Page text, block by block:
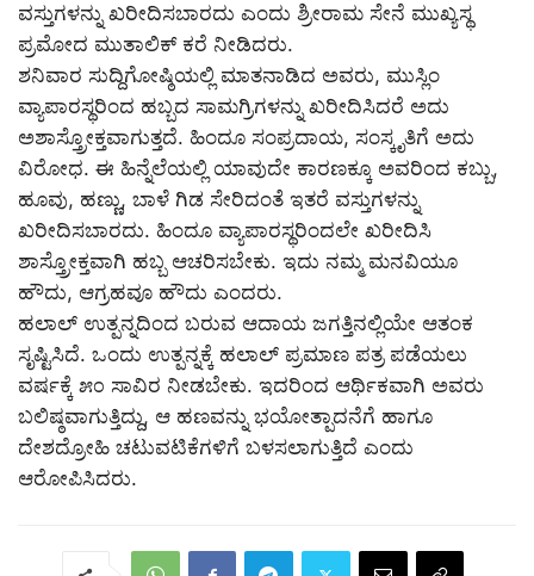
ವಸ್ತುಗಳನ್ನು ಖರೀದಿಸಬಾರದು ಎಂದು ಶ್ರೀರಾಮ ಸೇನೆ ಮುಖ್ಯಸ್ಥ
ಪ್ರಮೋದ ಮುತಾಲಿಕ್ ಕರೆ ನೀಡಿದರು.
ಶನಿವಾರ ಸುದ್ದಿಗೋಷ್ಠಿಯಲ್ಲಿ ಮಾತನಾಡಿದ ಅವರು, ಮುಸ್ಲಿಂ
ವ್ಯಾಪಾರಸ್ಥರಿಂದ ಹಬ್ಬದ ಸಾಮಗ್ರಿಗಳನ್ನು ಖರೀದಿಸಿದರೆ ಅದು
ಅಶಾಸ್ತ್ರೋಕ್ತವಾಗುತ್ತದೆ. ಹಿಂದೂ ಸಂಪ್ರದಾಯ, ಸಂಸ್ಕೃತಿಗೆ ಅದು
ವಿರೋಧ. ಈ ಹಿನ್ನೆಲೆಯಲ್ಲಿ ಯಾವುದೇ ಕಾರಣಕ್ಕೂ ಅವರಿಂದ ಕಬ್ಬು,
ಹೂವು, ಹಣ್ಣು, ಬಾಳೆ ಗಿಡ ಸೇರಿದಂತೆ ಇತರೆ ವಸ್ತುಗಳನ್ನು
ಖರೀದಿಸಬಾರದು. ಹಿಂದೂ ವ್ಯಾಪಾರಸ್ಥರಿಂದಲೇ ಖರೀದಿಸಿ
ಶಾಸ್ತ್ರೋಕ್ತವಾಗಿ ಹಬ್ಬ ಆಚರಿಸಬೇಕು. ಇದು ನಮ್ಮ ಮನವಿಯೂ
ಹೌದು, ಆಗ್ರಹವೂ ಹೌದು ಎಂದರು.
ಹಲಾಲ್ ಉತ್ಪನ್ನದಿಂದ ಬರುವ ಆದಾಯ ಜಗತ್ತಿನಲ್ಲಿಯೇ ಆತಂಕ
ಸೃಷ್ಟಿಸಿದೆ. ಒಂದು ಉತ್ಪನ್ನಕ್ಕೆ ಹಲಾಲ್ ಪ್ರಮಾಣ ಪತ್ರ ಪಡೆಯಲು
ವರ್ಷಕ್ಕೆ ೫೦ ಸಾವಿರ ನೀಡಬೇಕು. ಇದರಿಂದ ಆರ್ಥಿಕವಾಗಿ ಅವರು
ಬಲಿಷ್ಠವಾಗುತ್ತಿದ್ದು, ಆ ಹಣವನ್ನು ಭಯೋತ್ಪಾದನೆಗೆ ಹಾಗೂ
ದೇಶದ್ರೋಹಿ ಚಟುವಟಿಕೆಗಳಿಗೆ ಬಳಸಲಾಗುತ್ತಿದೆ ಎಂದು
ಆರೋಪಿಸಿದರು.